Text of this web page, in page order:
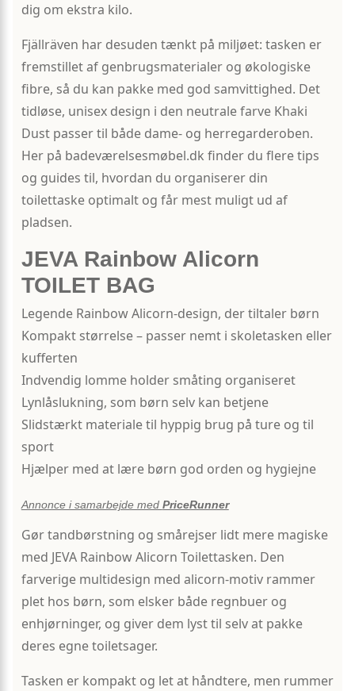
dig om ekstra kilo.
Fjällräven har desuden tænkt på miljøet: tasken er
fremstillet af genbrugsmaterialer og økologiske
fibre, så du kan pakke med god samvittighed. Det
tidløse, unisex design i den neutrale farve Khaki
Dust passer til både dame- og herre­garderoben.
Her på badeværelsesmøbel.dk finder du flere tips
og guides til, hvordan du organiserer din
toilettaske optimalt og får mest muligt ud af
pladsen.
JEVA Rainbow Alicorn
TOILET BAG
Legende Rainbow Alicorn-design, der tiltaler børn
Kompakt størrelse – passer nemt i skoletasken eller
kufferten
Indvendig lomme holder småting organiseret
Lynlåslukning, som børn selv kan betjene
Slidstærkt materiale til hyppig brug på ture og til
sport
Hjælper med at lære børn god orden og hygiejne
Annonce i samarbejde med PriceRunner
Gør tandbørstning og smårejser lidt mere magiske
med JEVA Rainbow Alicorn Toilettasken. Den
farverige multidesign med alicorn-motiv rammer
plet hos børn, som elsker både regnbuer og
enhjørninger, og giver dem lyst til selv at pakke
deres egne toiletsager.
Tasken er kompakt og let at håndtere, men rummer